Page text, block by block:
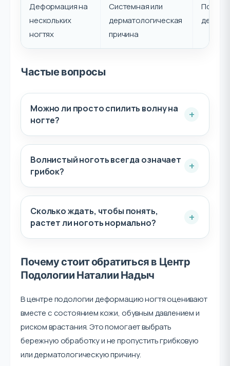
Деформация на
нескольких
ногтях
Системная или
дерматологическая
причина
Частые вопросы
Можно ли просто спилить волну на
ногте?
Волнистый ноготь всегда означает
грибок?
Сколько ждать, чтобы понять,
растет ли ноготь нормально?
Почему стоит обратиться в Центр
Подологии Наталии Надыч
В центре подологии деформацию ногтя оценивают
вместе с состоянием кожи, обувным давлением и
риском врастания. Это помогает выбрать
бережную обработку и не пропустить грибковую
или дерматологическую причину.